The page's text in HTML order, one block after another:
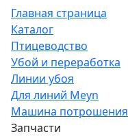
Главная страница
Каталог
Птицеводство
Убой и переработка
Линии убоя
Для линий Meyn
Машина потрошения
Запчасти